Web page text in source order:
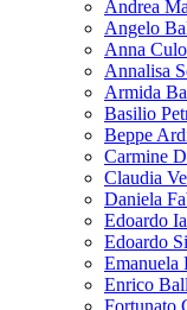
Andrea
Angelo
Anna
Annalisa
Armida
Basilio
Beppe
Carmine
Claudia
Daniela
Edoardo
Edoardo
Emanuela
Enrico